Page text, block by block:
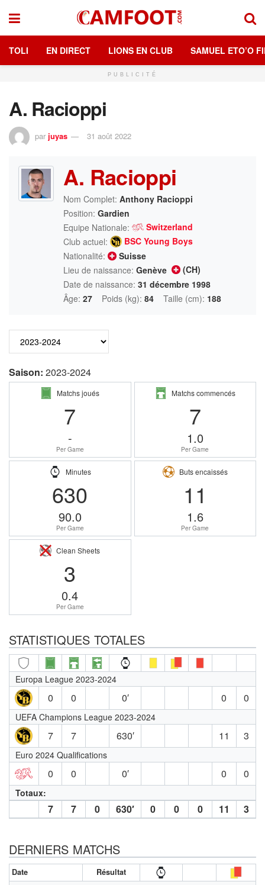
TOLI EN DIRECT LIONS EN CLUB SAMUEL ETO’O
PUBLICITÉ
A. Racioppi
par juyas 31 août 2022
A. Racioppi
Nom Complet: Anthony Racioppi
Position: Gardien
Equipe Nationale:
Switzerland
Club actuel:
BSC Young Boys
Nationalité:
Suisse
Lieu de naissance: Genève
(CH)
Date de naissance: 31 décembre 1998
Âge: 27 Poids (kg): 84 Taille (cm): 188
Saison: 2023-2024
Matchs joués
7
-
Per Game
Matchs commencés
7
1.0
Per Game
Minutes
630
90.0
Per Game
Buts encaissés
11
1.6
Per Game
Clean Sheets
3
0.4
Per Game
STATISTIQUES TOTALES
Europa League 2023-2024
0 0 0′ 0 0
UEFA Champions League 2023-2024
7 7 630′ 11 3
Euro 2024 Qualifications
0 0 0′ 0 0
Totaux:
7 7 0 630′ 0 0 0 11 3
DERNIERS MATCHS
Date Résultat